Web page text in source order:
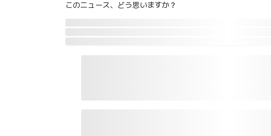
このニュース、どう思いますか？